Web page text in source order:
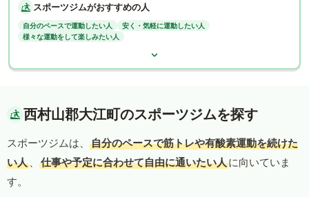
スポーツジムがおすすめの人
自分のペースで運動したい人
安く・気軽に運動したい人
様々な運動をして楽しみたい人
西村山郡大江町のスポーツジムを探す
スポーツジムは、
自分のペースで筋トレや有酸素運動を続けた
い人 、 仕事や予定に合わせて自由に通いたい人に向いていま
す。